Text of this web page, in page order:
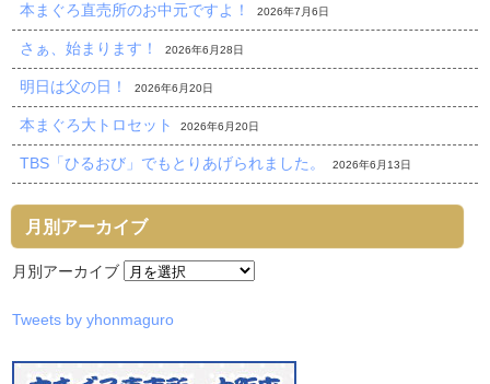
本まぐろ直売所のお中元ですよ！ 2026年7月6日
さぁ、始まります！ 2026年6月28日
明日は父の日！ 2026年6月20日
本まぐろ大トロセット 2026年6月20日
TBS「ひるおび」でもとりあげられました。 2026年6月13日
月別アーカイブ
月別アーカイブ
Tweets by yhonmaguro